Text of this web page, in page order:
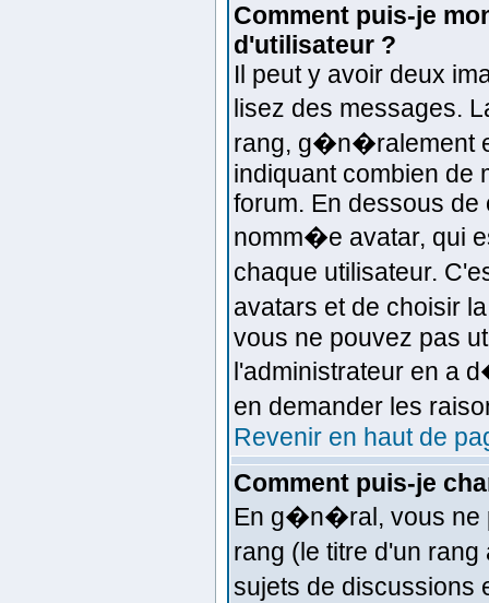
Comment puis-je
d'utilisateur ?
Il peut y avoir deux
lisez des messages.
rang, g�n�ralement
indiquant combien de
forum. En dessous
nomm�e avatar, qui
chaque utilisateur.
avatars et de choisir
vous ne pouvez pas
l'administrateur en a
en demander les
Revenir en haut de
Comment puis-je
En g�n�ral, vous ne
rang (le titre d'un
sujets de